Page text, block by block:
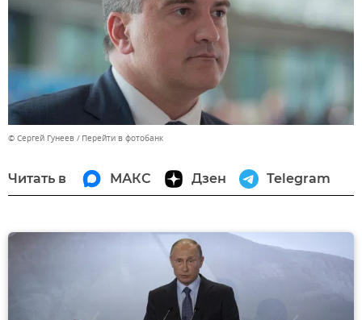
© Сергей Гунеев Перейти в фотобанк
Читать в МАКС Дзен Telegram